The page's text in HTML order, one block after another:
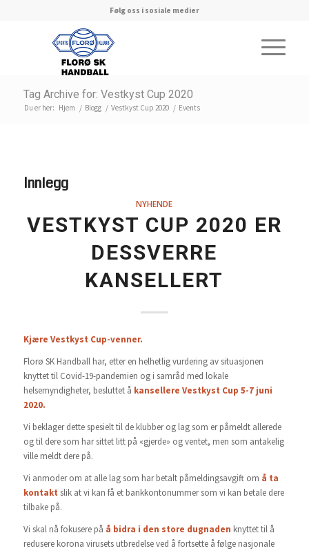
Følg oss i sosiale medier
Tag Archive for: Vestkyst Cup 2020
Du er her: Hjem / Blogg / Vestkyst Cup 2020 / Events
Innlegg
NYHENDE
VESTKYST CUP 2020 ER
DESSVERRE
KANSELLERT
Kjære Vestkyst Cup-venner.
Florø SK Handball har, etter en helhetlig vurdering av situasjonen
knyttet til Covid-19-pandemien og i samråd med lokale
helsemyndigheter, besluttet å kansellere Vestkyst Cup 5-7 juni
2020.
Vi beklager dette spesielt til de klubber og lag som er påmeldt allerede
og til dere som har sittet litt på «gjerde» og ventet, men som antakelig
ville meldt dere på.
Vi anmoder om at alle lag som har betalt påmeldingsavgift om å ta
kontakt slik at vi kan få et bankkontonummer som vi kan betale dere
tilbake på.
Vi skal nå fokusere på å bidra i den store dugnaden knyttet til å
redusere korona virusets utbredelse ved å fortsette å følge nasjonale